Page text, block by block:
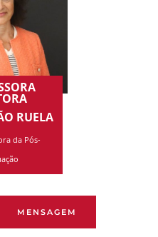
RUELA
da Pós-
MENSAGEM